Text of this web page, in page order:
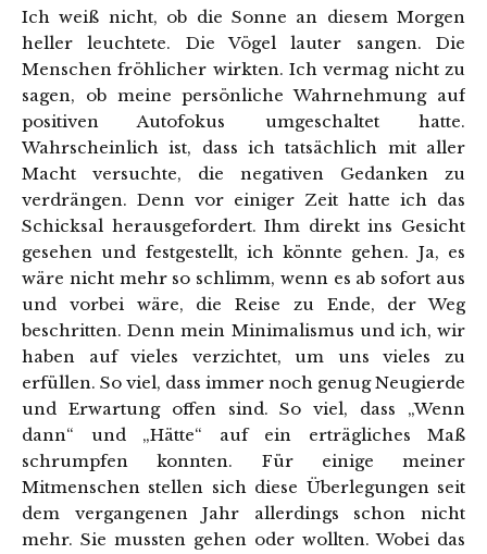
Ich weiß nicht, ob die Sonne an diesem Morgen
heller leuchtete. Die Vögel lauter sangen. Die
Menschen fröhlicher wirkten. Ich vermag nicht zu
sagen, ob meine persönliche Wahrnehmung auf
positiven Autofokus umgeschaltet hatte.
Wahrscheinlich ist, dass ich tatsächlich mit aller
Macht versuchte, die negativen Gedanken zu
verdrängen. Denn vor einiger Zeit hatte ich das
Schicksal herausgefordert. Ihm direkt ins Gesicht
gesehen und festgestellt, ich könnte gehen. Ja, es
wäre nicht mehr so schlimm, wenn es ab sofort aus
und vorbei wäre, die Reise zu Ende, der Weg
beschritten. Denn mein Minimalismus und ich, wir
haben auf vieles verzichtet, um uns vieles zu
erfüllen. So viel, dass immer noch genug Neugierde
und Erwartung offen sind. So viel, dass „Wenn
dann“ und „Hätte“ auf ein erträgliches Maß
schrumpfen konnten. Für einige meiner
Mitmenschen stellen sich diese Überlegungen seit
dem vergangenen Jahr allerdings schon nicht
mehr. Sie mussten gehen oder wollten. Wobei das